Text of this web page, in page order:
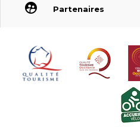
Partenaires